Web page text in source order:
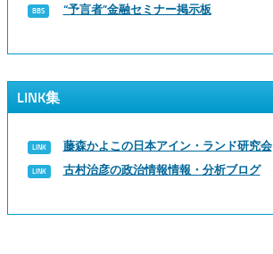
“予言者”金融セミナー掲示板
LINK集
藤森かよこの日本アイン・ランド研究会
古村治彦の政治情報情報・分析ブログ